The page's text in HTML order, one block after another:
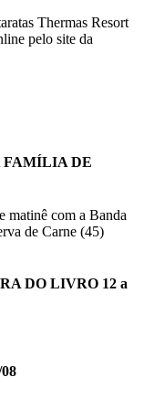
Thermas Resort
pelo site da
FAMÍLIA DE
matinê com a Banda
de Carne (45)
DO LIVRO 12 a